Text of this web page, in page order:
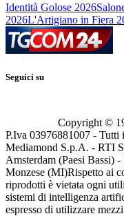
Identità Golose 2026
2026L'Artigiano in Fiera
Seguici su
Copyright ©
P.Iva 03976881007 -
Mediamond S.p.A. - RTI
Amsterdam (Paesi Bassi)
Monzese (MI)Rispetto ai
riprodotti è vietata ogni
sistemi di intelligenza
espresso di utilizzare